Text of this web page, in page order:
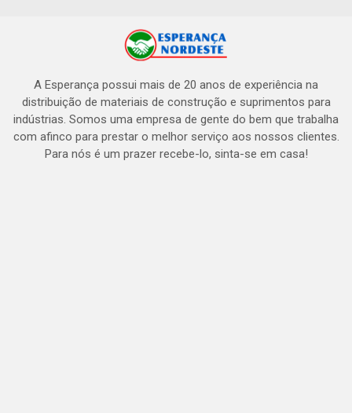
A Esperança possui mais de 20 anos de experiência na
distribuição de materiais de construção e suprimentos para
indústrias. Somos uma empresa de gente do bem que trabalha
com afinco para prestar o melhor serviço aos nossos clientes.
Para nós é um prazer recebe-lo, sinta-se em casa!